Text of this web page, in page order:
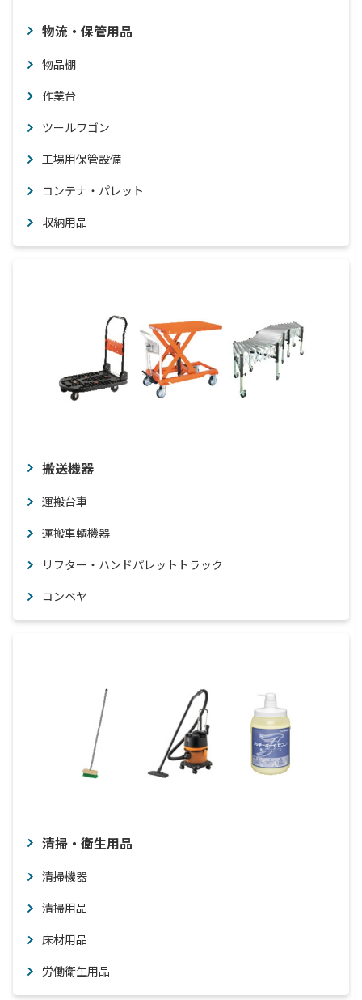
物流・保管用品
物品棚
作業台
ツールワゴン
工場用保管設備
コンテナ・パレット
収納用品
搬送機器
運搬台車
運搬車輌機器
リフター・ハンドパレットトラック
コンベヤ
清掃・衛生用品
清掃機器
清掃用品
床材用品
労働衛生用品